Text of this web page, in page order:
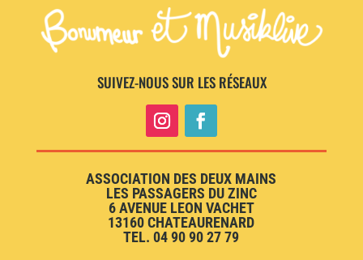
SUIVEZ-NOUS SUR LES RÉSEAUX
ASSOCIATION DES DEUX MAINS
LES PASSAGERS DU ZINC
6 AVENUE LEON VACHET
13160 CHATEAURENARD
TEL. 04 90 90 27 79